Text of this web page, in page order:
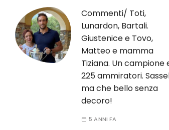
Commenti/ Toti,
Lunardon, Bartali.
Giustenice e Tovo,
Matteo e mamma
Tiziana. Un campione
225 ammiratori.
ma che bello senza
decoro!
5 ANNI FA